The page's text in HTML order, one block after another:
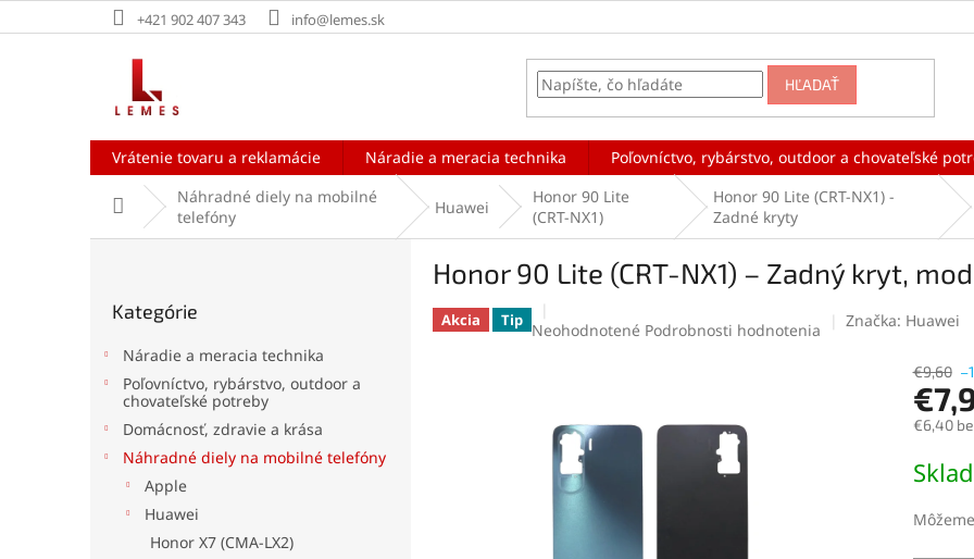
na
+421 902 407 343 info@lemes.sk
HĽADAŤ
Vrátenie tovaru a reklamácie Náradie a meracia technika Poľovníctvo, rybárstvo, outdoor a chovateľské
DomovNáhradné diely na mobilné
telefóny
Huawei
Honor 90 Lite
(CRT-NX1)
Honor 90 Lite (CRT-NX1) -
Zadné kryty
kategórie
Kategórie
Náradie a meracia technika
Poľovníctvo, rybárstvo, outdoor a
chovateľské potreby
Domácnosť, zdravie a krása
Náhradné diely na mobilné telefóny
Apple
Huawei
Honor X7 (CMA-LX2)
Honor 90 Lite (CRT-NX1) – Zadný kryt,
Akcia Tip Priemerné
hviezdičiek.
Neohodnotené Podrobnosti hodnotenia Značka: Huawei
€9,60
€6,40
cena: